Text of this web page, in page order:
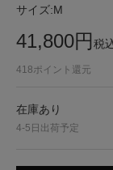
サイズ:M
41,800円税
418ポイント還元
在庫あり
4-5日出荷予定